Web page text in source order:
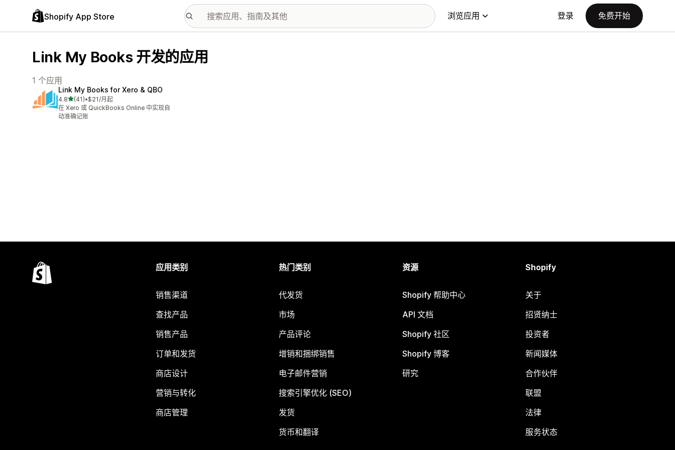
Shopify App Store 浏览应用 登录 免费开始
Link My Books 开发的应用
1 个应用
Link My Books for Xero & QBO
4.8星（满分 5 星）
(41)
总共 41 条评论
•$21/月起
在 Xero 或 QuickBooks Online 中实现自
动准确记账
应用类别
销售渠道
查找产品
销售产品
订单和发货
商店设计
营销与转化
商店管理
热门类别
代发货
市场
产品评论
增销和捆绑销售
电子邮件营销
搜索引擎优化 (SEO)
发货
货币和翻译
资源
Shopify 帮助中心
API 文档
Shopify 社区
Shopify 博客
研究
Shopify
关于
招贤纳士
投资者
新闻媒体
合作伙伴
联盟
法律
服务状态